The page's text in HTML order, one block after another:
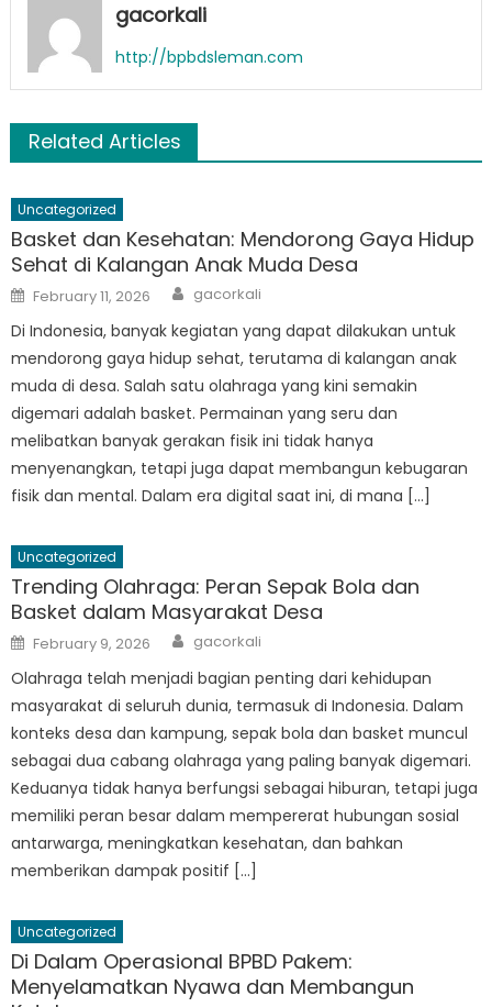
gacorkali
http://bpbdsleman.com
Related Articles
Uncategorized
Basket dan Kesehatan: Mendorong Gaya Hidup
Sehat di Kalangan Anak Muda Desa
Posted
on
February 11, 2026 Author
gacorkali
Di Indonesia, banyak kegiatan yang dapat dilakukan untuk
mendorong gaya hidup sehat, terutama di kalangan anak
muda di desa. Salah satu olahraga yang kini semakin
digemari adalah basket. Permainan yang seru dan
melibatkan banyak gerakan fisik ini tidak hanya
menyenangkan, tetapi juga dapat membangun kebugaran
fisik dan mental. Dalam era digital saat ini, di mana […]
Uncategorized
Trending Olahraga: Peran Sepak Bola dan
Basket dalam Masyarakat Desa
Posted
on
February 9, 2026 Author
gacorkali
Olahraga telah menjadi bagian penting dari kehidupan
masyarakat di seluruh dunia, termasuk di Indonesia. Dalam
konteks desa dan kampung, sepak bola dan basket muncul
sebagai dua cabang olahraga yang paling banyak digemari.
Keduanya tidak hanya berfungsi sebagai hiburan, tetapi juga
memiliki peran besar dalam mempererat hubungan sosial
antarwarga, meningkatkan kesehatan, dan bahkan
memberikan dampak positif […]
Uncategorized
Di Dalam Operasional BPBD Pakem:
Menyelamatkan Nyawa dan Membangun